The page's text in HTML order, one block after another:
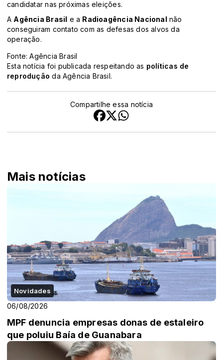
candidatar nas próximas eleições.
A Agência Brasil e a Radioagência Nacional não
conseguiram contato com as defesas dos alvos da
operação.
Fonte: Agência Brasil
Esta notícia foi publicada respeitando as políticas de
reprodução da Agência Brasil.
Compartilhe essa notícia
Mais notícias
Novidades
06/08/2026
MPF denuncia empresas donas de estaleiro
que poluiu Baía de Guanabara